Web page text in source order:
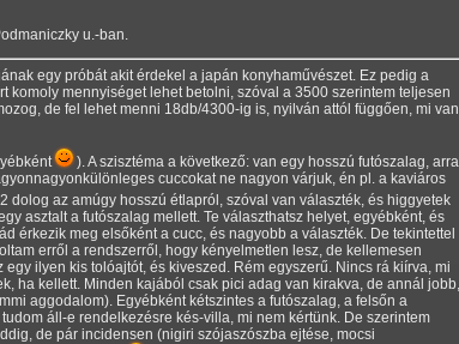
u.-ban.
egy próbát akit érdekel a japán konyhaművészet. Ez pedig a
komoly mennyiséget lehet betolni, szóval a 3500 szerintem teljesen
de fel lehet menni 18db/4300-ig is, nyilván attól függően, mi van
). A szisztéma a következő: van egy hosszú futószalag, arra
cuccokat ne nagyon várjuk, én pl. a kaviáros
dolog az amúgy hosszú étlapról, szóval van választék, és higgyetek
asztalt a futószalag mellett. Te választhatsz helyet, egyébként, és
érkezik meg elsőként a cucc, és nagyobb a választék. De tekintettel
erről a rendszerről, hogy kényelmetlen lesz, de kellemesen
ilyen kis tolóajtót, és kiveszed. Rém egyszerű. Nincs rá kiírva, mi
ha kellett. Minden kajából csak pici adag van kirakva, de annál jobb,
aggodalom). Egyébként kétszintes a futószalag, a felsőn a
áll-e rendelkezésre kés-villa, mi nem kértünk. De szerintem
de pár incidensen (nigiri szójaszószba ejtése, mocsi